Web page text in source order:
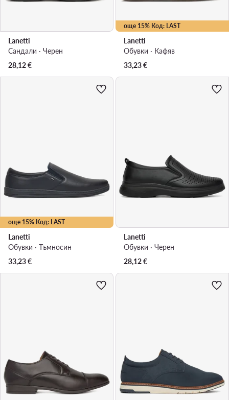
Lanetti
Сандали · Черен
28,12€
още 15% Код: LAST
Lanetti
Обувки · Кафяв
33,23€
още 15% Код: LAST
Lanetti
Обувки · Тъмносин
33,23€
Lanetti
Обувки · Черен
28,12€